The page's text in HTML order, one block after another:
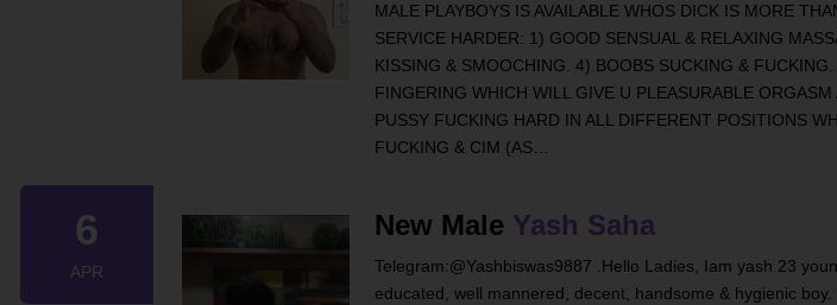
MALE PLAYBOYS IS AVAILABLE WHOS DICK IS MORE
SERVICE HARDER: 1) GOOD SENSUAL & RELAXING
KISSING & SMOOCHING. 4) BOOBS SUCKING &
FINGERING WHICH WILL GIVE U PLEASURABLE
PUSSY FUCKING HARD IN ALL DIFFERENT POSITIONS
FUCKING & CIM (AS…
6
APR
New Male Yash Saha
Telegram:@Yashbiswas9887 .Hello Ladies, Iam yash 23
educated, well mannered, decent, handsome & hygienic